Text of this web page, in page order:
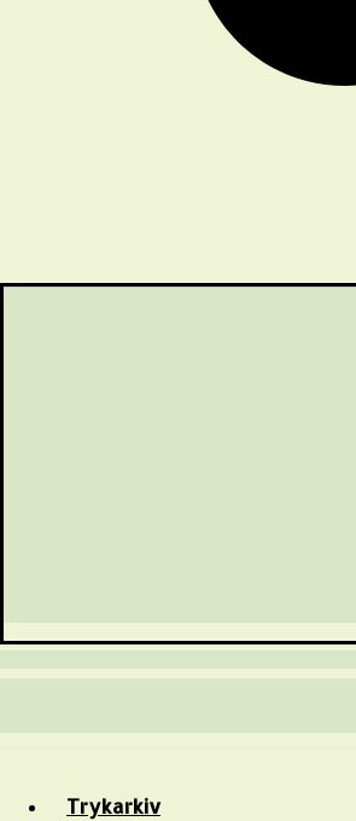
Trykarkiv